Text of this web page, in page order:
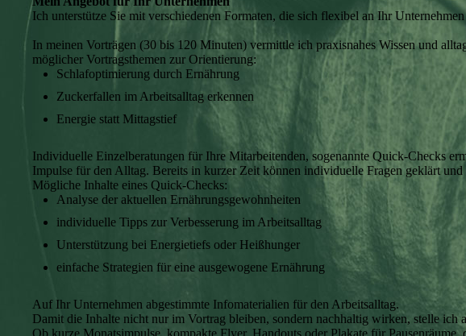
Ich unterstütze Sie mit verschiedenen Formaten, die sich flexibel an Ihr
In meinen Vorträgen (30 bis 120 Minuten) vermittle ich praxisnahes Wissen und
möglicher Vortragsthemen zur Orientierung:
Schlafoptimierung durch Ernährung
Zuckerfallen im Arbeitsalltag erkennen
Energie statt Mittagstief
Individuelle Einzelberatungen für Ihre Mitarbeitenden, sogenannte Quick-Checks
Impulse für den Alltag. Bereits in kurzer Zeit können individuelle Fragen geklärt
Mögliche Inhalte eines Quick-Checks:
Analyse der aktuellen Ernährungsgewohnheiten
individuelle Tipps zur Verbesserung im Arbeitsalltag
Unterstützung bei Energietiefs oder Heißhunger
einfache Strategien für eine ausgewogene Ernährung
Auf Ihr Unternehmen abgestimmte Infomaterialien für den Arbeitsalltag.
Damit die Inhalte nicht nur im Vortrag bleiben, sondern nachhaltig wirken, stelle ich
Ob kurze Monatsimpulse, kompakte Flyer, Handouts oder Plakate für